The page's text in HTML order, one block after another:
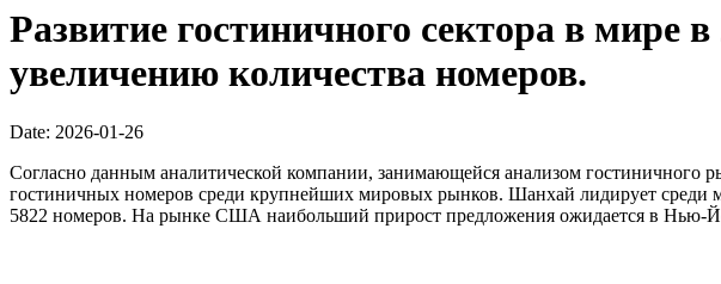
Развитие гостиничного сектора в мире
увеличению количества номеров.
Date: 2026-01-26
Согласно данным аналитической компании, занимающейся анализом гостиничного
гостиничных номеров среди крупнейших мировых рынков. Шанхай лидирует среди
5822 номеров. На рынке США наибольший прирост предложения ожидается в Нью-